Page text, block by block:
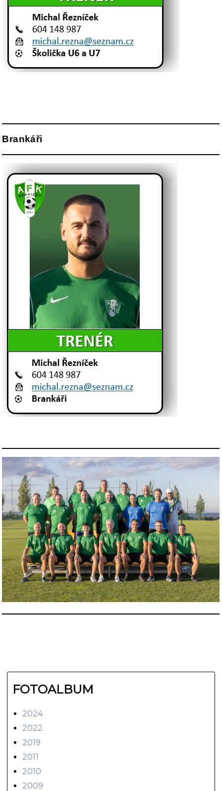
Brankáři
FOTOALBUM
2024
2022
2019
2011
2010
2009